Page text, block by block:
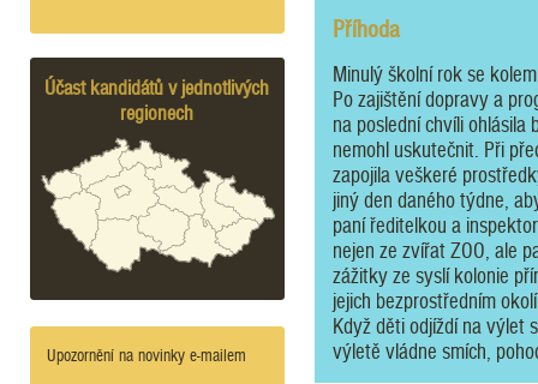
Účast kandidátů v jednotlivých
regionech
Upozornění na novinky e-mailem
Příhoda
Minulý školní rok se
Po zajištění dopravy a
na poslední chvíli
nemohl uskutečnit. Při
zapojila veškeré
jiný den daného týdne,
paní ředitelkou a
nejen ze zvířat ZOO, ale
zážitky ze syslí kolonie
jejich bezprostředním
Když děti odjíždí na výlet
výletě vládne smích,